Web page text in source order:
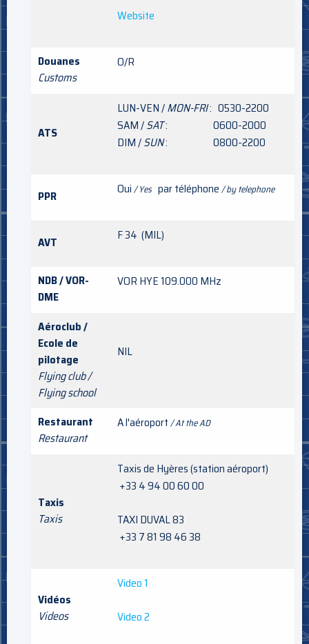
Website
Douanes
Customs
O/R
ATS
LUN-VEN /MON-FRI: 0530-2200
SAM /SAT: 0600-2000
DIM /SUN: 0800-2200
PPR Oui/ Yes par téléphone/ by telephone
AVT F 34 (MIL)
NDB / VOR-
DME
VOR HYE 109.000 MHz
Aéroclub /
Ecole de
pilotage
Flying club /
Flying school
NIL
Restaurant
Restaurant
A l'aéroport/ At the AD
Taxis
Taxis
Taxis de Hyères (station aéroport)
+33 4 94 00 60 00
TAXI DUVAL 83
+33 7 81 98 46 38
Vidéos
Videos
Video 1
Video 2